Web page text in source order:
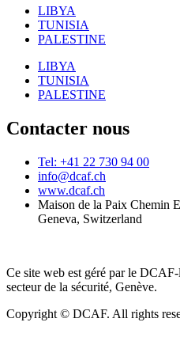
LIBYA
TUNISIA
PALESTINE
LIBYA
TUNISIA
PALESTINE
Contacter nous
Tel: +41 22 730 94 00
info@dcaf.ch
www.dcaf.ch
Maison de la Paix Chemin
Geneva, Switzerland
Ce site web est géré par le
secteur de la sécurité, Genève.
Copyright © DCAF. All rights